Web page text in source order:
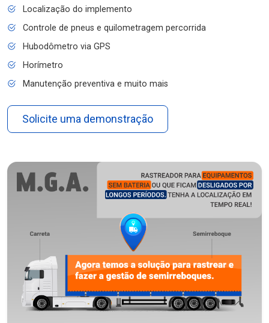
Localização do implemento
Controle de pneus e quilometragem percorrida
Hubodômetro via GPS
Horímetro
Manutenção preventiva e muito mais
Solicite uma demonstração